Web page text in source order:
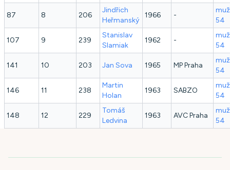
87 8 206
Jindřich
Heřmanský
1966 -
54
107 9 239
Stanislav
Slamiak
1962 -
54
141 10 203 Jan Sova 1965 MP Praha
54
146 11 238
Martin
Holan
1963 SABZO
54
148 12 229
Tomáš
Ledvina
1963 AVC Praha
54